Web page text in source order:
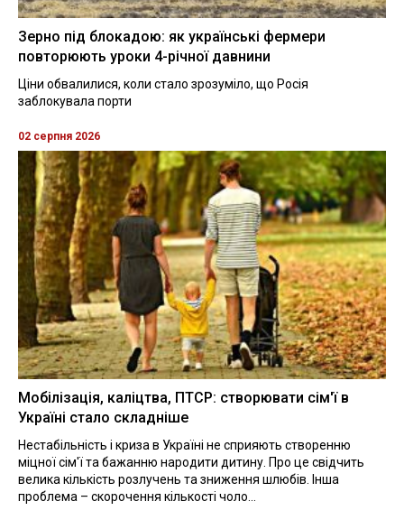
Зерно під блокадою: як українські фермери
повторюють уроки 4-річної давнини
Ціни обвалилися, коли стало зрозуміло, що Росія
заблокувала порти
02 серпня 2026
Мобілізація, каліцтва, ПТСР: створювати сім'ї в
Україні стало складніше
Нестабільність і криза в Україні не сприяють створенню
міцної сім'ї та бажанню народити дитину. Про це свідчить
велика кількість розлучень та зниження шлюбів. Інша
проблема – скорочення кількості чоло...